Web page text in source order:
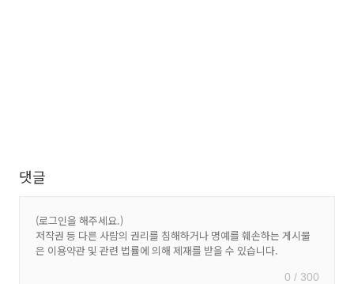
댓글
0 / 300